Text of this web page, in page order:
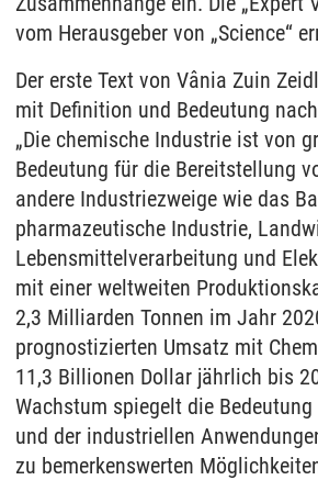
vom Herausgeber von „Science“
Der erste Text von Vânia Zuin
mit Definition und Bedeutung
„Die chemische Industrie ist von
Bedeutung für die Bereitstellung
andere Industriezweige wie das
pharmazeutische Industrie,
Lebensmittelverarbeitung und
mit einer weltweiten
2,3 Milliarden Tonnen im Jahr
prognostizierten Umsatz mit
11,3 Billionen Dollar jährlich bis
Wachstum spiegelt die
und der industriellen
zu bemerkenswerten